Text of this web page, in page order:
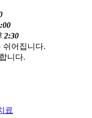
2:30
쉬어집니다.
니다.
료